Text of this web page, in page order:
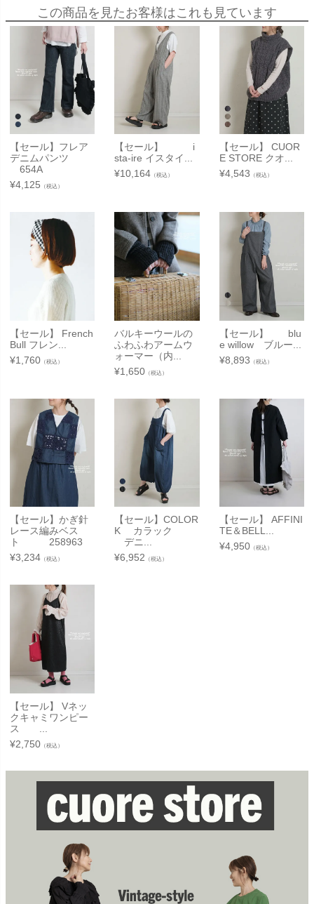
この商品を見たお客様はこれも見ています
【セール】フレア
デニムパンツ
654A
¥4,125 （税込）
【セール】 i
sta-ire イスタイ...
¥10,164 （税込）
【セール】 CUOR
E STORE クオ...
¥4,543 （税込）
【セール】 French
Bull フレン...
¥1,760 （税込）
バルキーウールの
ふわふわアームウ
ォーマー（内...
¥1,650 （税込）
【セール】 blu
e willow ブルー...
¥8,893 （税込）
【セール】かぎ針
レース編みベス
ト 258963
¥3,234 （税込）
【セール】COLOR
K カラック
デニ...
¥6,952 （税込）
【セール】 AFFINI
TE＆BELL...
¥4,950（税込）
【セール】 Vネッ
クキャミワンピー
ス ...
¥2,750 （税込）